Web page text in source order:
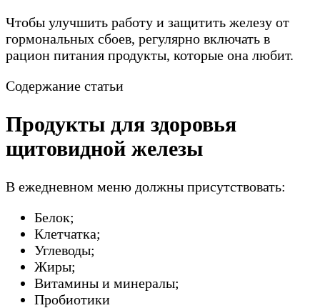
Чтобы улучшить работу и защитить железу от
гормональных сбоев, регулярно включать в
рацион питания продукты, которые она любит.
Содержание статьи
Продукты для здоровья
щитовидной железы
В ежедневном меню должны присутствовать:
Белок;
Клетчатка;
Углеводы;
Жиры;
Витамины и минералы;
Пробиотики